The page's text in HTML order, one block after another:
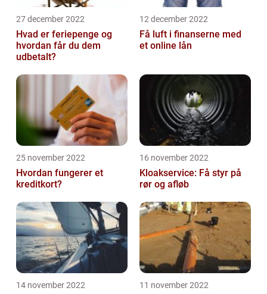
27 december 2022
Hvad er feriepenge og
hvordan får du dem
udbetalt?
12 december 2022
Få luft i finanserne med
et online lån
25 november 2022
Hvordan fungerer et
kreditkort?
16 november 2022
Kloakservice: Få styr på
rør og afløb
14 november 2022 11 november 2022